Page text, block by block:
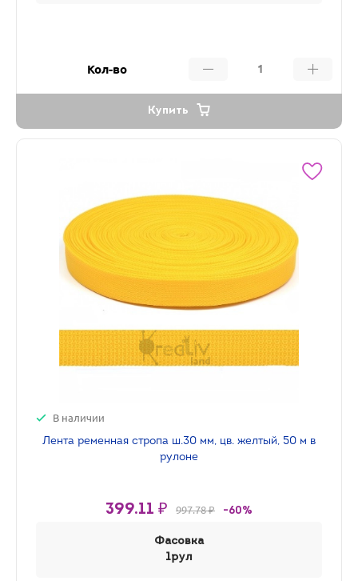
Кол-во
Купить
В наличии
Лента ременная стропа ш.30 мм, цв. желтый, 50 м в
рулоне
399.11 ₽ 997.78 ₽ -60%
Фасовка
1рул